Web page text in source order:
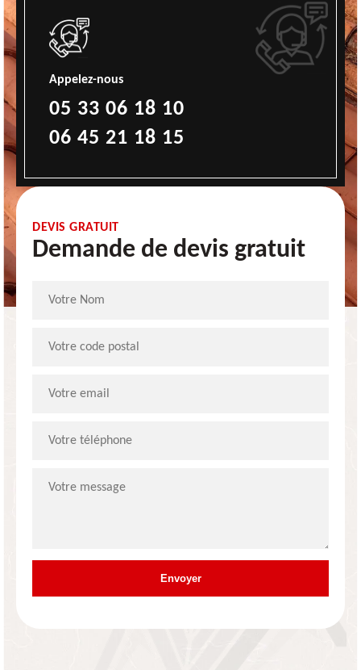
Appelez-nous
05 33 06 18 10
06 45 21 18 15
DEVIS GRATUIT
Demande de devis gratuit